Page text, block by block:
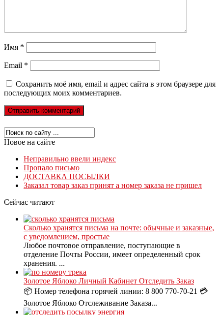
Имя *
Email *
Сохранить моё имя, email и адрес сайта в этом браузере для
последующих моих комментариев.
Новое на сайте
Неправильно ввели индекс
Пропало письмо
ДОСТАВКА ПОСЫЛКИ
Заказал товар заказ принят а номер заказа не пришел
Сейчас читают
Сколько хранятся письма на почте: обычные и заказные,
с уведомлением, простые
Любое почтовое отправление, поступающие в
отделение Почты России, имеет определенный срок
хранения. ...
Золотое Яблоко Личный Кабинет Отследить Заказ
📦 Номер телефона горячей линии: 8 800 770-70-21 💳
Золотое Яблоко Отслеживание Заказа...